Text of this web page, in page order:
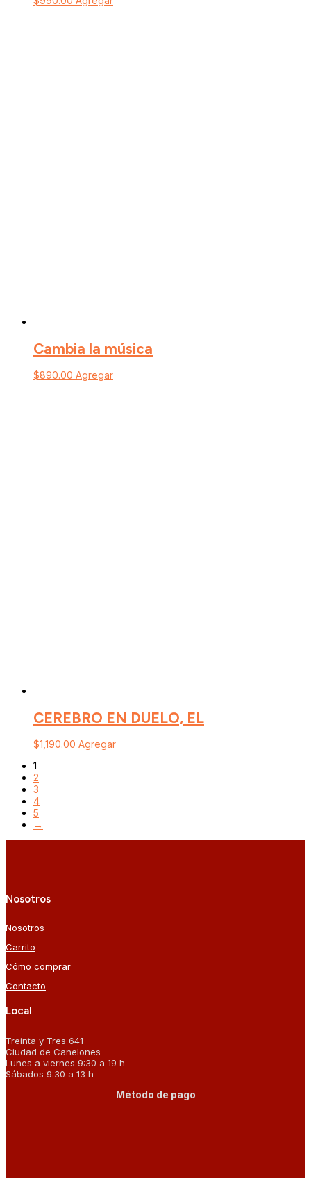
Cambia la música
$890.00 Agregar
CEREBRO EN DUELO, EL
$1,190.00 Agregar
1
2
3
4
5
→
Nosotros
Nosotros
Carrito
Cómo comprar
Contacto
Local
Treinta y Tres 641
Ciudad de Canelones
Lunes a viernes 9:30 a 19 h
Sábados 9:30 a 13 h
Método de pago